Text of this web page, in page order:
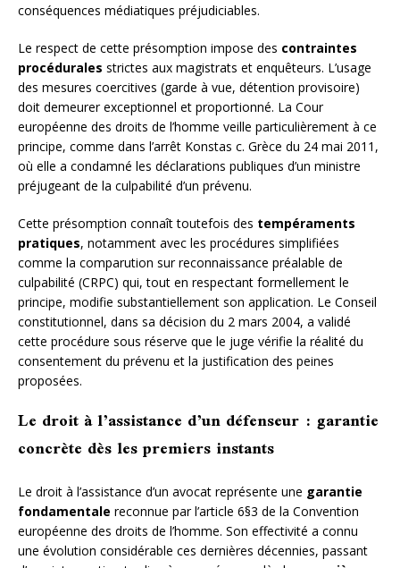
conséquences médiatiques préjudiciables.
Le respect de cette présomption impose des contraintes
procédurales strictes aux magistrats et enquêteurs. L’usage
des mesures coercitives (garde à vue, détention provisoire)
doit demeurer exceptionnel et proportionné. La Cour
européenne des droits de l’homme veille particulièrement à ce
principe, comme dans l’arrêt Konstas c. Grèce du 24 mai 2011,
où elle a condamné les déclarations publiques d’un ministre
préjugeant de la culpabilité d’un prévenu.
Cette présomption connaît toutefois des tempéraments
pratiques, notamment avec les procédures simplifiées
comme la comparution sur reconnaissance préalable de
culpabilité (CRPC) qui, tout en respectant formellement le
principe, modifie substantiellement son application. Le Conseil
constitutionnel, dans sa décision du 2 mars 2004, a validé
cette procédure sous réserve que le juge vérifie la réalité du
consentement du prévenu et la justification des peines
proposées.
Le droit à l’assistance d’un défenseur : garantie
concrète dès les premiers instants
Le droit à l’assistance d’un avocat représente une garantie
fondamentale reconnue par l’article 6§3 de la Convention
européenne des droits de l’homme. Son effectivité a connu
une évolution considérable ces dernières décennies, passant